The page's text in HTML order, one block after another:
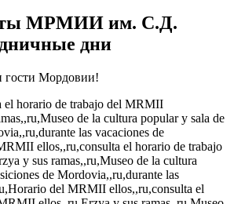
МРМИИ им. С.Д.
дни
гости Мордовии!
el horario de trabajo del MRMII
de la cultura popular y sala de
las vacaciones de
ellos,,ru,consulta el horario de trabajo
y sus ramas,,ru,Museo de la cultura
de Mordovia,,ru,durante las
del MRMII ellos,,ru,consulta el